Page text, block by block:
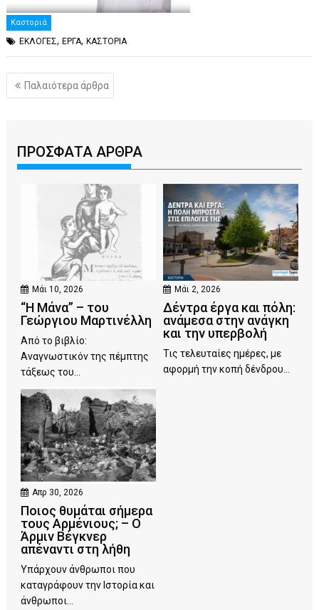
Καστοριά
ΕΚΛΟΓΕΣ,ΕΡΓΑ,ΚΑΣΤΟΡΙΑ
Πλοήγηση
άρθρων
Παλαιότερα άρθρα
ΠΡΟΣΦΑΤΑ ΑΡΘΡΑ
Μάι 10, 2026
“Η Μάνα” – του
Γεώργιου Μαρτινέλλη
Από το βιβλίο:
Αναγνωστικόν της πέμπτης
τάξεως του...
Μάι 2, 2026
Δέντρα έργα και πόλη:
ανάμεσα στην ανάγκη
και την υπερβολή
Τις τελευταίες ημέρες, με
αφορμή την κοπή δένδρου...
Απρ 30, 2026
Ποιος θυμάται σήμερα
τους Αρμένιους; – Ο
Άρμιν Βέγκνερ
απέναντι στη λήθη
Υπάρχουν άνθρωποι που
καταγράφουν την Ιστορία και
άνθρωποι...